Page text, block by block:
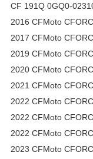
CF 191Q 0GQ0-
2016 CFMoto
2017 CFMoto
2019 CFMoto
2020 CFMoto
2021 CFMoto
2022 CFMoto
2022 CFMoto
2022 CFMoto
2023 CFMoto